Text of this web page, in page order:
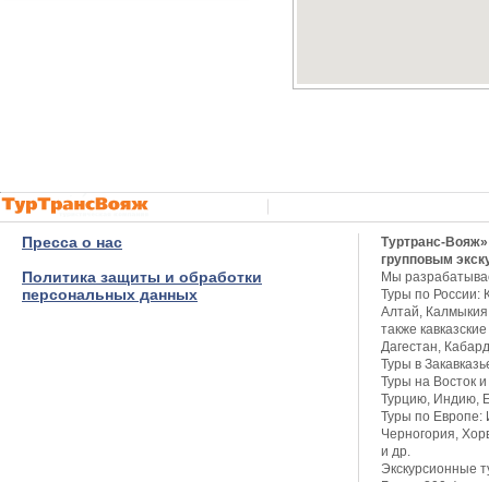
Пресса о нас
Политика защиты и обработки
персональных данных
Туртранс-
групповым
Мы
Туры по России:
Алтай,
также
Дагестан,
Туры в
Туры на Восток
Турцию, Индию,
Туры по Европе:
Черногория,
и др.
Экскурсионные